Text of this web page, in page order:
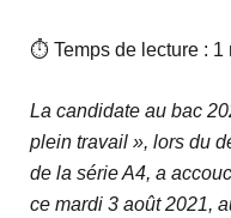
⏱ Temps de lecture : 1
La candidate au bac
plein travail », lors du
de la série A4, a
ce mardi 3 août 2021,